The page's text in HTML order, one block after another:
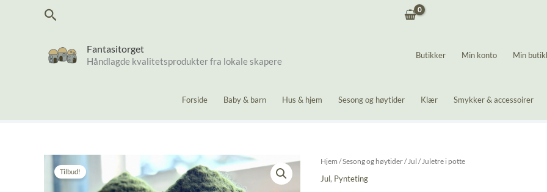
Søk
Fantasitorget
Håndlagde kvalitetsprodukter fra lokale skapere
Butikker Min konto Min
Forside Baby & barn Hus & hjem Sesong og høytider Klær Smykker & accessoirer
Tilbud!
Hjem /Sesong og høytider/Jul / Juletre i potte
Jul, Pynteting